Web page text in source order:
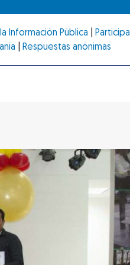
Información Pública
Participa
Respuestas anónimas